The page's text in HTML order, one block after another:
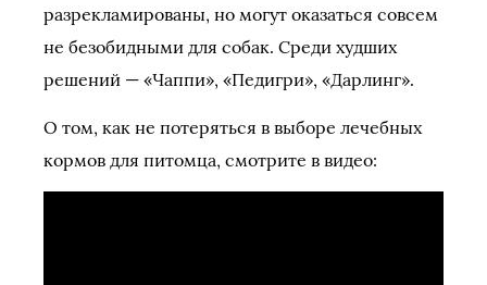
разрекламированы, но могут оказаться совсем
не безобидными для собак. Среди худших
решений — «Чаппи», «Педигри», «Дарлинг».
О том, как не потеряться в выборе лечебных
кормов для питомца, смотрите в видео: